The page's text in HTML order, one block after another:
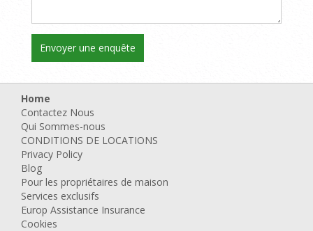
Home
Contactez Nous
Qui Sommes-nous
CONDITIONS DE LOCATIONS
Privacy Policy
Blog
Pour les propriétaires de maison
Services exclusifs
Europ Assistance Insurance
Cookies